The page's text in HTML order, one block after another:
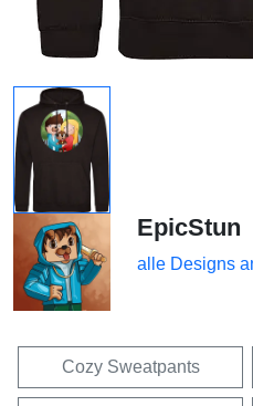
EpicStun
alle Designs
Cozy Sweatpants